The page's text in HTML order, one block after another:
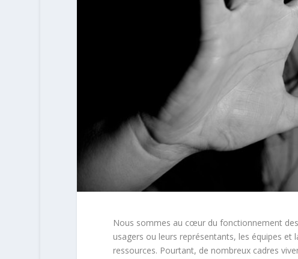
Nous sommes au cœur du fonctionnement
usagers ou leurs représentants, les équipes
ressources. Pourtant, de nombreux cadres